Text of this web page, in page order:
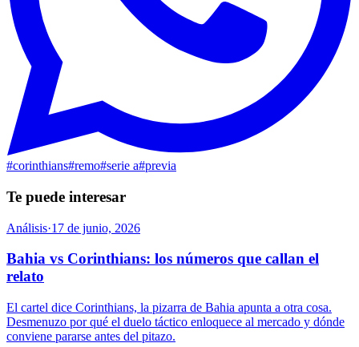
#corinthians#remo#serie a#previa
Te puede interesar
Análisis·17 de junio, 2026
Bahia vs Corinthians: los números que callan el
relato
El cartel dice Corinthians, la pizarra de Bahia apunta a otra cosa.
Desmenuzo por qué el duelo táctico enloquece al mercado y dónde
conviene pararse antes del pitazo.